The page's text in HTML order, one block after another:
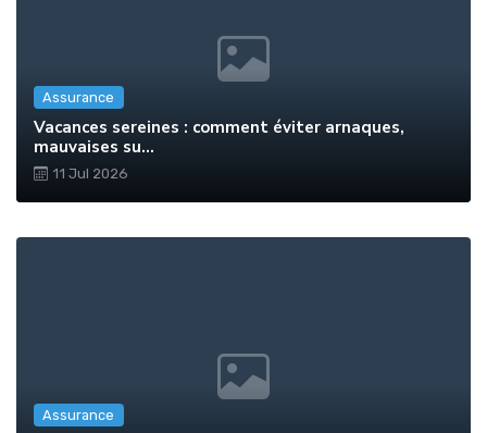
Assurance
Vacances sereines : comment éviter arnaques,
mauvaises su...
11 Jul 2026
Assurance